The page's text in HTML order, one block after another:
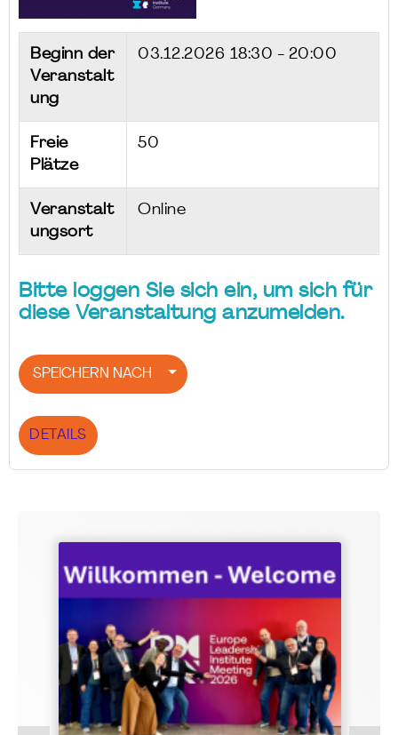
Beginn der
Veranstalt
ung
03.12.2026 18:30 - 20:00
Freie
Plätze
50
Veranstalt
ungsort
Online
Bitte loggen Sie sich ein, um sich für
diese Veranstaltung anzumelden.
SPEICHERN NACH
DETAILS